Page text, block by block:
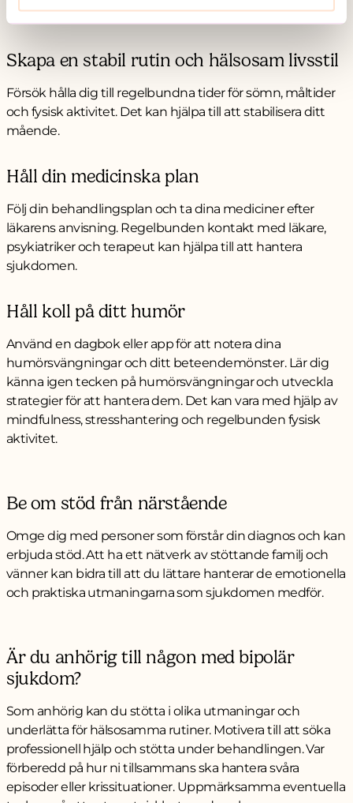
vardagen mer hanterbar trots din diagnos.
Skapa en stabil rutin och hälsosam livsstil
Försök hålla dig till regelbundna tider för sömn, måltider
och fysisk aktivitet. Det kan hjälpa till att stabilisera ditt
mående.
Håll din medicinska plan
Följ din behandlingsplan och ta dina mediciner efter
läkarens anvisning. Regelbunden kontakt med läkare,
psykiatriker och terapeut kan hjälpa till att hantera
sjukdomen.
Håll koll på ditt humör
Använd en dagbok eller app för att notera dina
humörsvängningar och ditt beteendemönster. Lär dig
känna igen tecken på humörsvängningar och utveckla
strategier för att hantera dem. Det kan vara med hjälp av
mindfulness, stresshantering och regelbunden fysisk
aktivitet.
Be om stöd från närstående
Omge dig med personer som förstår din diagnos och kan
erbjuda stöd. Att ha ett nätverk av stöttande familj och
vänner kan bidra till att du lättare hanterar de emotionella
och praktiska utmaningarna som sjukdomen medför.
Är du anhörig till någon med bipolär
sjukdom?
Som anhörig kan du stötta i olika utmaningar och
underlätta för hälsosamma rutiner. Motivera till att söka
professionell hjälp och stötta under behandlingen. Var
förberedd på hur ni tillsammans ska hantera svåra
episoder eller krissituationer. Uppmärksamma eventuella